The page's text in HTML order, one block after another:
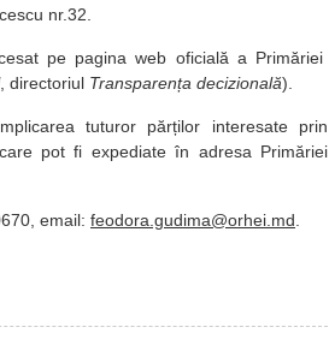
nr.32.
pe pagina web oficială a Primăriei
, directoriul Transparența decizională).
tuturor părților interesate prin
pot fi expediate în adresa Primăriei
email: feodora.gudima@orhei.md